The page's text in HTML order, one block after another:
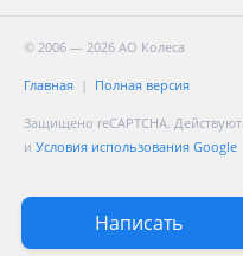
Написать
© 2006 — 2026 АО Колеса
Главная Полная версия
Защищено reCAPTCHA. Действуют
и Условия использования Google